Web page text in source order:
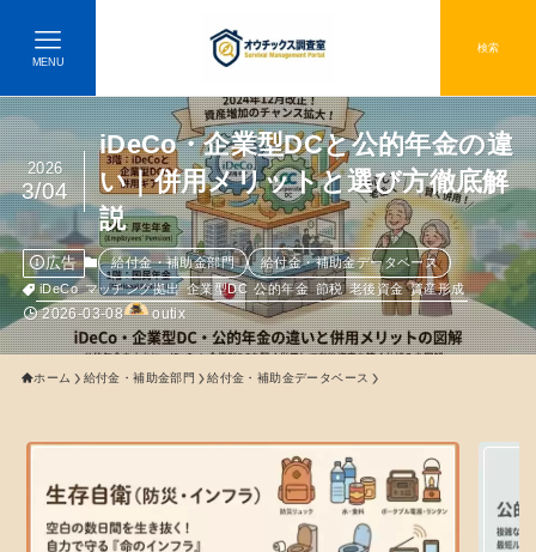
検索
MENU
iDeCo・企業型DCと公的年金の違
い｜併用メリットと選び方徹底解
説
2026
3/04
広告 給付金・補助金部門
給付金・補助金データベース
iDeCo マッチング拠出 企業型DC 公的年金 節税 老後資金 資産形成
2026-03-08 outix
ホーム 給付金・補助金部門 給付金・補助金データベース